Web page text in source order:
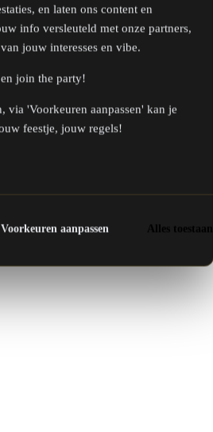
en laten ons content en
info versleuteld met onze partners,
jouw interesses en vibe.
join the party!
via 'Voorkeuren aanpassen' kan je
feestje, jouw regels!
Voorkeuren aanpassen Alles toestaan